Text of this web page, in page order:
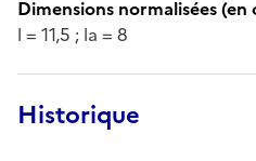
Dimensions normalisées (en
l = 11,5 ; la = 8
Historique